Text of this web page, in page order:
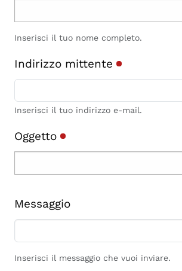
Inserisci il tuo nome completo.
Indirizzo mittente
Inserisci il tuo indirizzo e-mail.
Oggetto
Messaggio
Inserisci il messaggio che vuoi inviare.